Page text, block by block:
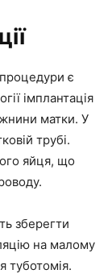
є
імплантація
матки. У
трубі.
яйця, що
зберегти
на малому
туботомія.